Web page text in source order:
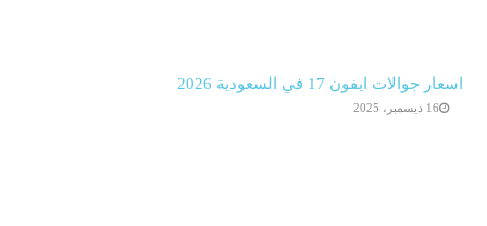
اسعار جوالات ايفون 17 في السعودية 2026
16 ديسمبر، 2025